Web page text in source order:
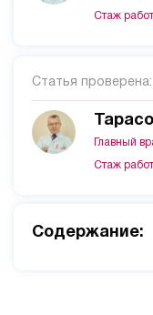
Cодержание:
Стаж
Статья проверена:
Главный
Стаж